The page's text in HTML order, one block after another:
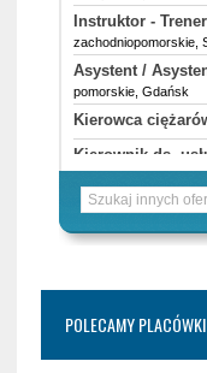
POLECAMY PLACÓWKI